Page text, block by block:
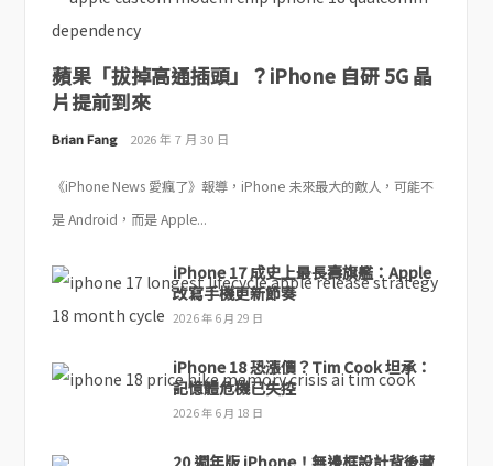
蘋果「拔掉高通插頭」？iPhone 自研 5G 晶
片提前到來
Brian Fang 2026 年 7 月 30 日
《iPhone News 愛瘋了》報導，iPhone 未來最大的敵人，可能不
是 Android，而是 Apple...
iPhone 17 成史上最長壽旗艦：Apple
改寫手機更新節奏
2026 年 6 月 29 日
iPhone 18 恐漲價？Tim Cook 坦承：
記憶體危機已失控
2026 年 6 月 18 日